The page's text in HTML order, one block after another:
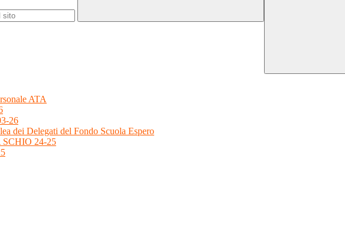
ATA
26
dei Delegati del Fondo Scuola Espero
24-25